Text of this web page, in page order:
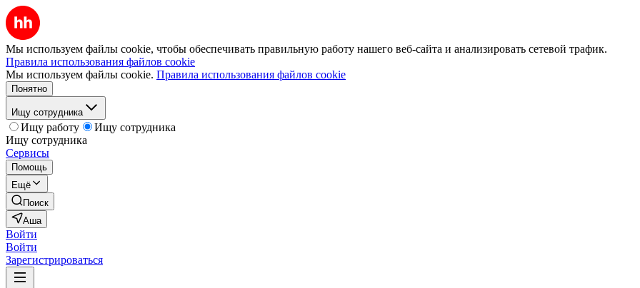
Мы используем файлы cookie, чтобы обеспечивать правильную работу нашего веб-сайта и анализировать сетевой трафик.
Правила использования файлов cookie
Мы используем файлы cookie. Правила использования файлов cookie
Понятно
Ищу сотрудника
Ищу работу
Ищу сотрудника
Ищу сотрудника
Сервисы
Помощь
Ещё
Поиск
Аша
Войти
Войти
Зарегистрироваться